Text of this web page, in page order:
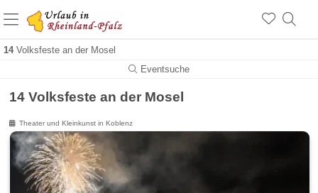
14Volksfeste an der Mosel
Eventsuche
+1.500 Unterkünfte in Rheinland-Pfalz
+1.000 Sehenswürdigkeiten
14 Volksfeste an der Mosel
Theater und Kleinkunst in Koblenz